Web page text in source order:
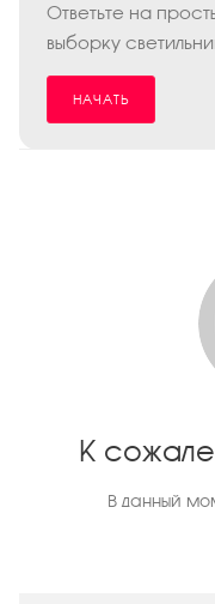
Ответьте на
выборку
НАЧАТЬ
К
В данный